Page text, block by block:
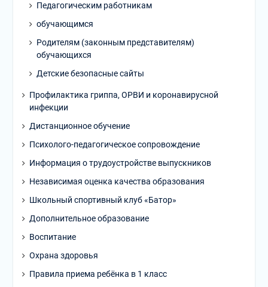
Педагогическим работникам
обучающимся
Родителям (законным представителям)
обучающихся
Детские безопасные сайты
Профилактика гриппа, ОРВИ и коронавирусной
инфекции
Дистанционное обучение
Психолого-педагогическое сопровождение
Информация о трудоустройстве выпускников
Независимая оценка качества образования
Школьный спортивный клуб «Батор»
Дополнительное образование
Воспитание
Охрана здоровья
Правила приема ребёнка в 1 класс